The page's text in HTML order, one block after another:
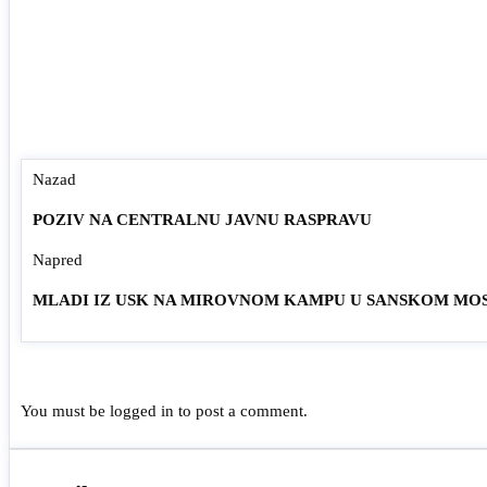
Nazad
POZIV NA CENTRALNU JAVNU RASPRAVU
Napred
MLADI IZ USK NA MIROVNOM KAMPU U SANSKOM
You must be logged in to post a comment.